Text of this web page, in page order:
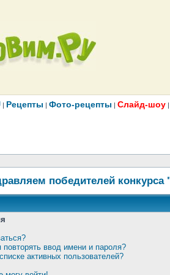
| Рецепты | Фото-рецепты | Слайд-шоу |
победителей
ввод имени и пароля?
активных пользователей?